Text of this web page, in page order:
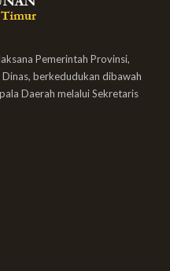
Pemerintah Provinsi,
berkedudukan dibawah
Daerah melalui Sekretaris